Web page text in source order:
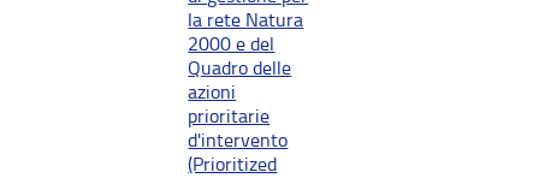
la rete Natura
2000 e del
Quadro delle
azioni
prioritarie
d'intervento
(Prioritized